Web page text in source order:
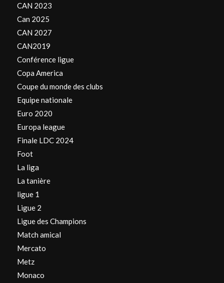
CAN 2023
Can 2025
CAN 2027
CAN2019
Conférence ligue
Copa America
Coupe du monde des clubs
Equipe nationale
Euro 2020
Europa league
Finale LDC 2024
Foot
La liga
La tanière
ligue 1
Ligue 2
Ligue des Champions
Match amical
Mercato
Metz
Monaco